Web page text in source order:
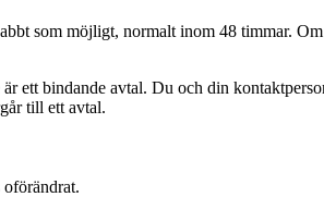
som möjligt, normalt inom 48 timmar.
ett bindande avtal. Du och din
till ett avtal.